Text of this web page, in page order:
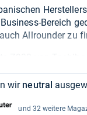
Bereich
Allrounder zu
Z930 von
von
wiegut oder
wir neutral
und 32 weitere